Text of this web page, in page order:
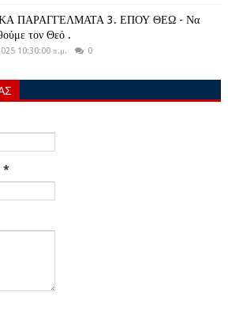
ΠΑΡΑΓΓΕΛΜΑΤΑ 3. ΕΠΟΥ ΘΕΩ - Να
τον Θεό .
10:30:00 π.μ. 0
*